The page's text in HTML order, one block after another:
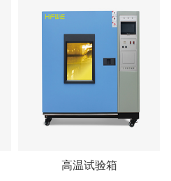
高温试验箱